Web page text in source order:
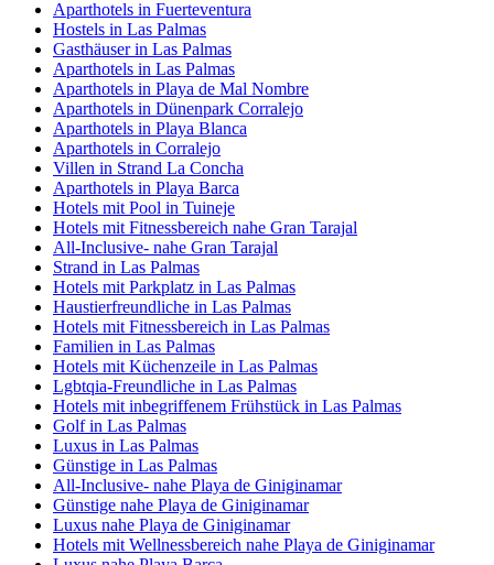
Aparthotels in Fuerteventura
Hostels in Las Palmas
Gasthäuser in Las Palmas
Aparthotels in Las Palmas
Aparthotels in Playa de Mal Nombre
Aparthotels in Dünenpark Corralejo
Aparthotels in Playa Blanca
Aparthotels in Corralejo
Villen in Strand La Concha
Aparthotels in Playa Barca
Hotels mit Pool in Tuineje
Hotels mit Fitnessbereich nahe Gran Tarajal
All-Inclusive- nahe Gran Tarajal
Strand in Las Palmas
Hotels mit Parkplatz in Las Palmas
Haustierfreundliche in Las Palmas
Hotels mit Fitnessbereich in Las Palmas
Familien in Las Palmas
Hotels mit Küchenzeile in Las Palmas
Lgbtqia-Freundliche in Las Palmas
Hotels mit inbegriffenem Frühstück in Las Palmas
Golf in Las Palmas
Luxus in Las Palmas
Günstige in Las Palmas
All-Inclusive- nahe Playa de Giniginamar
Günstige nahe Playa de Giniginamar
Luxus nahe Playa de Giniginamar
Hotels mit Wellnessbereich nahe Playa de Giniginamar